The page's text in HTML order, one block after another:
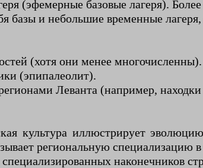
(эфемерные базовые лагеря).
базы и небольшие временные
(хотя они менее многочисленны).
(эпипалеолит).
Леванта (например,
культура иллюстрирует
региональную специализацию
наконечников